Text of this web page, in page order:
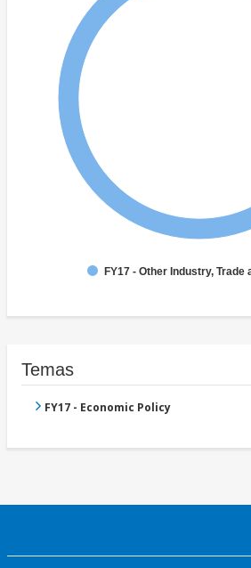
FY17 - Other Industry, Trade
Temas
FY17 - Economic Policy